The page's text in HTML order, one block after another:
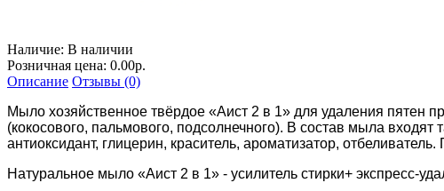
Наличие: В наличии
Розничная цена: 0.00р.
Описание Отзывы (0)
Мыло хозяйственное твёрдое «Аист 2 в 1» для удаления пятен
(кокосового, пальмового, подсолнечного). В состав мыла
антиоксидант, глицерин, краситель, ароматизатор,
Натуральное мыло «Аист 2 в 1» - усилитель стирки+ экспресс-